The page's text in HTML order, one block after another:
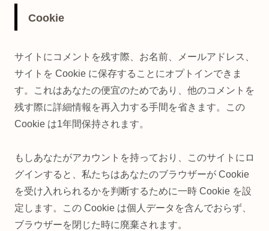
Cookie
サイトにコメントを残す際、お名前、メールアドレス、
サイトを Cookie に保存することにオプトインできま
す。これはあなたの便宜のためであり、他のコメントを
残す際に詳細情報を再入力する手間を省きます。この
Cookie は1年間保持されます。
もしあなたがアカウントを持っており、このサイトにロ
グインすると、私たちはあなたのブラウザーが Cookie
を受け入れられるかを判断するために一時 Cookie を設
定します。この Cookie は個人データを含んでおらず、
ブラウザーを閉じた時に廃棄されます。